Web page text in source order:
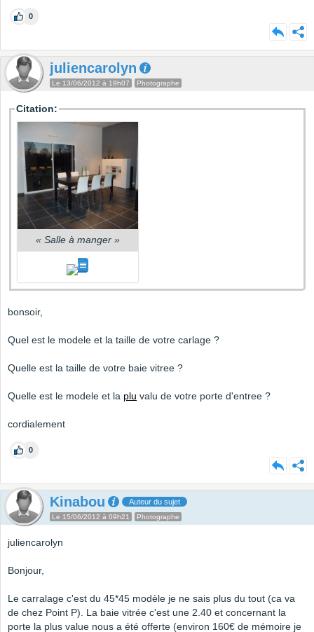
0
juliencarolyn
Le 13/06/2012 à 19h07 Photographe
Citation:
« Salle à manger »
bonsoir,
Quel est le modele et la taille de votre carlage ?
Quelle est la taille de votre baie vitree ?
Quelle est le modele et la plu valu de votre porte d'entree ?
cordialement
0
Kinabou Auteur du sujet
Le 15/06/2012 à 09h21 Photographe
juliencarolyn
Bonjour,
Le carralage c'est du 45*45 modèle je ne sais plus du tout (ca va
de chez Point P). La baie vitrée c'est une 2.40 et concernant la
porte la plus value nous a été offerte (environ 160€ de mémoire je